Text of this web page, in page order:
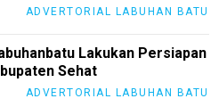
ADVERTORIAL LABUHAN BATU
Lakukan Persiapan
Sehat
ADVERTORIAL LABUHAN BATU